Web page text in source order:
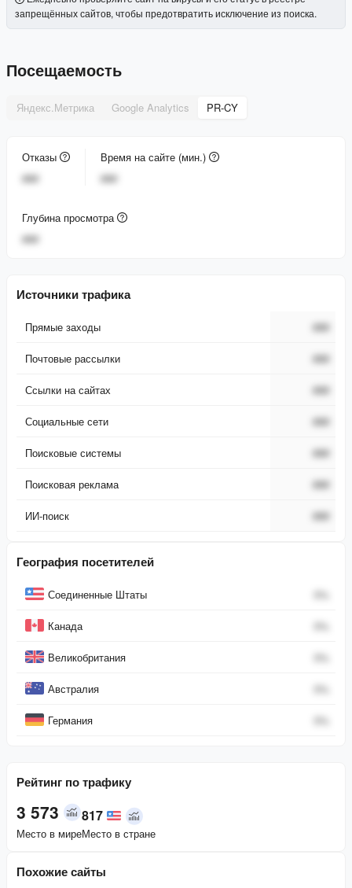
запрещённых сайтов, чтобы предотвратить исключение из поиска.
Посещаемость
Яндекс.Метрика Google Analytics PR-CY
Отказы
###
Время на сайте (мин.)
###
Глубина просмотра
###
Источники трафика
Прямые заходы ###
Почтовые рассылки ###
Ссылки на сайтах ###
Социальные сети ###
Поисковые системы ###
Поисковая реклама ###
ИИ-поиск ###
География посетителей
СтранаСоединенные Штаты 0%
Канада 0%
Великобритания 0%
Австралия 0%
Германия 0%
Рейтинг по трафику
3 573
Место в мире
817
Место в стране
Похожие сайты